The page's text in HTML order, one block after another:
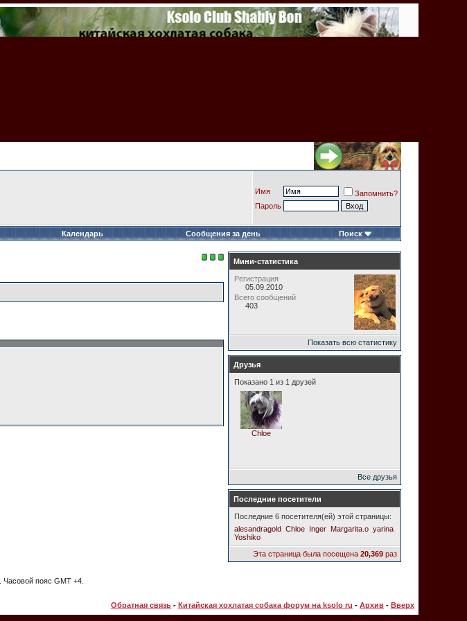
Имя
Запомнить?
Пароль
Календарь Сообщения за день Поиск
Мини-статистика
Регистрация
05.09.2010
Всего сообщений
403
Показать всю статистику
Друзья
Показано 1 из 1 друзей
Chloe
Все друзья
Последние посетители
Последние 6 посетителя(ей) этой страницы:
alesandragold Chloe Inger Margarita.o yarina
Yoshiko
Эта страница была посещена 20,369 раз
. Часовой пояс GMT +4.
Обратная связь - Китайская хохлатая собака форум на ksolo ru - Архив - Вверх